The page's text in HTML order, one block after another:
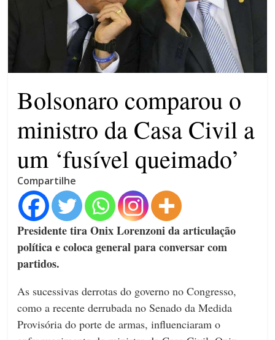
patrimônio 10.400% maior que
em 2022
Máfia das canetas
emagrecedoras na mira da
polícia
Bolsonaro comparou o
ministro da Casa Civil a
um ‘fusível queimado’
Compartilhe
Presidente tira Onix Lorenzoni da articulação
política e coloca general para conversar com
partidos.
As sucessivas derrotas do governo no Congresso,
como a recente derrubada no Senado da Medida
Provisória do porte de armas, influenciaram o